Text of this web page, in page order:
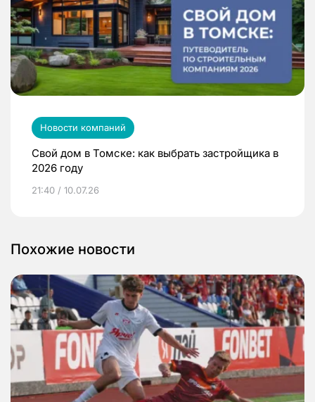
Новости компаний
Свой дом в Томске: как выбрать застройщика в
2026 году
21:40 / 10.07.26
Похожие новости